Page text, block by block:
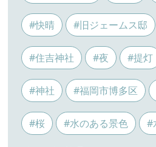
#快晴 #旧ジェームス邸
#住吉神社 #夜 #提灯
#神社 #福岡市博多区
#桜 #水のある景色 #